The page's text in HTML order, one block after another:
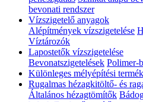
bevonati rendszer
Vízszigetelő anyagok
Alépítmények vízszigetelése
Víztározók
Lapostetők vízszigetelése
Bevonatszigetelések Polimer-
Különleges mélyépítési
Rugalmas hézagkitöltő- és
Általános hézagtömítők